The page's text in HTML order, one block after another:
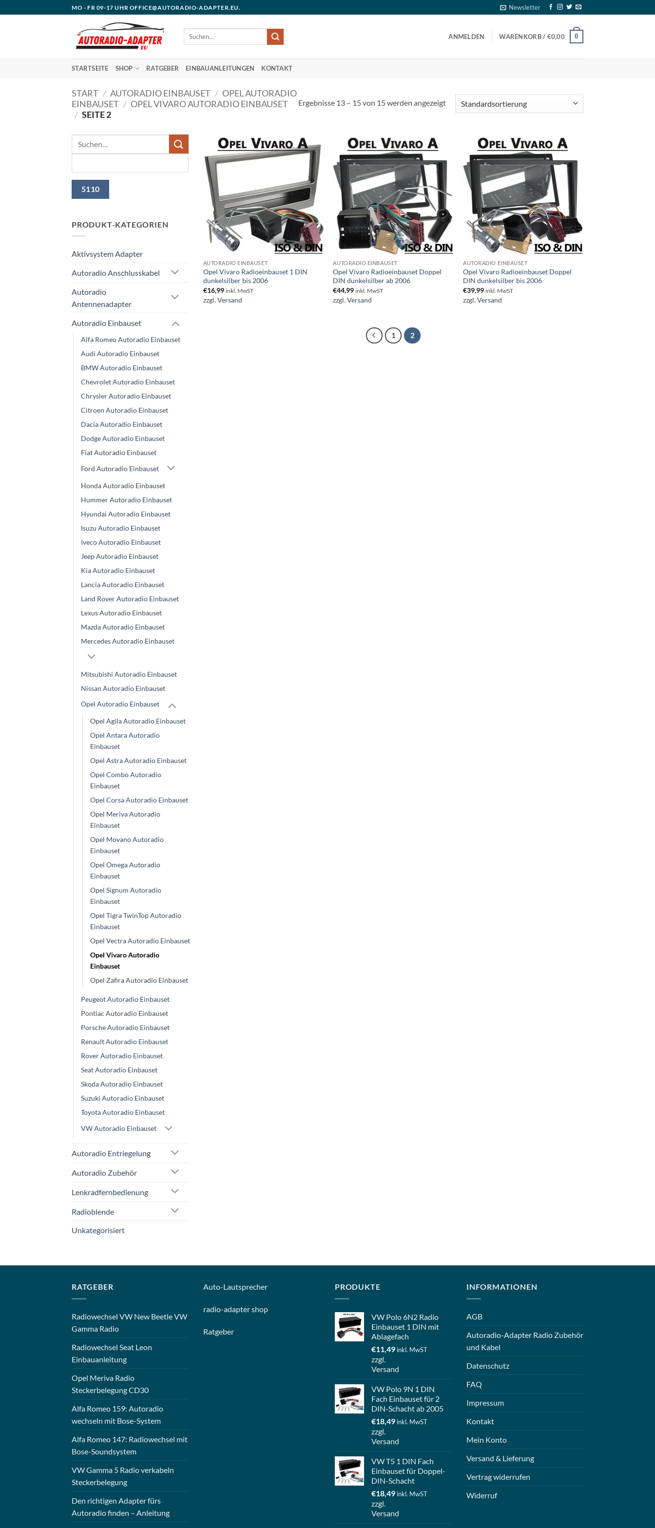
Inhalt
MO - FR 09-17 UHR OFFICE@AUTORADIO-ADAPTER.EU. Newsletter
Suchen
ANMELDEN WARENKORB / €0,00 0
STARTSEITE SHOP RATGEBER EINBAUANLEITUNGEN KONTAKT
START / AUTORADIO EINBAUSET / OPEL AUTORADIO
EINBAUSET / OPEL VIVARO AUTORADIO EINBAUSET
/ SEITE 2
Ergebnisse 13 – 15 von 15 werden angezeigt
PRODUKT-KATEGORIEN
Aktivsystem Adapter
Autoradio Anschlusskabel
Autoradio
Antennenadapter
Autoradio Einbauset
Alfa Romeo Autoradio Einbauset
Audi Autoradio Einbauset
BMW Autoradio Einbauset
Chevrolet Autoradio Einbauset
Chrysler Autoradio Einbauset
Citroen Autoradio Einbauset
Dacia Autoradio Einbauset
Dodge Autoradio Einbauset
Fiat Autoradio Einbauset
Ford Autoradio Einbauset
Honda Autoradio Einbauset
Hummer Autoradio Einbauset
Hyundai Autoradio Einbauset
Isuzu Autoradio Einbauset
Iveco Autoradio Einbauset
Jeep Autoradio Einbauset
Kia Autoradio Einbauset
Lancia Autoradio Einbauset
Land Rover Autoradio Einbauset
Lexus Autoradio Einbauset
Mazda Autoradio Einbauset
Mercedes Autoradio Einbauset
Mitsubishi Autoradio Einbauset
Nissan Autoradio Einbauset
Opel Autoradio Einbauset
Opel Agila Autoradio Einbauset
Opel Antara Autoradio
Einbauset
Opel Astra Autoradio Einbauset
Opel Combo Autoradio
Einbauset
Opel Corsa Autoradio Einbauset
Opel Meriva Autoradio
Einbauset
Opel Movano Autoradio
Einbauset
Opel Omega Autoradio
Einbauset
Opel Signum Autoradio
Einbauset
Opel Tigra TwinTop Autoradio
Einbauset
Opel Vectra Autoradio Einbauset
Opel Vivaro Autoradio
Einbauset
Opel Zafira Autoradio Einbauset
Peugeot Autoradio Einbauset
Pontiac Autoradio Einbauset
Porsche Autoradio Einbauset
Renault Autoradio Einbauset
Rover Autoradio Einbauset
Seat Autoradio Einbauset
Skoda Autoradio Einbauset
Suzuki Autoradio Einbauset
Toyota Autoradio Einbauset
VW Autoradio Einbauset
Autoradio Entriegelung
Autoradio Zubehör
Lenkradfernbedienung
Radioblende
Unkategorisiert
AUTORADIO EINBAUSET
Opel Vivaro Radioeinbauset 1 DIN
dunkelsilber bis 2006
€16,99 inkl. MwST
zzgl.Versand
AUTORADIO EINBAUSET
Opel Vivaro Radioeinbauset Doppel
DIN dunkelsilber ab 2006
€44,99 inkl. MwST
zzgl.Versand
AUTORADIO EINBAUSET
Opel Vivaro Radioeinbauset Doppel
DIN dunkelsilber bis 2006
€39,99 inkl. MwST
zzgl.Versand
1 2
RATGEBER
Radiowechsel VW New Beetle VW
Gamma Radio
Radiowechsel Seat Leon
Einbauanleitung
Opel Meriva Radio
Steckerbelegung CD30
Alfa Romeo 159: Autoradio
wechseln mit Bose-System
Alfa Romeo 147: Radiowechsel mit
Bose-Soundsystem
VW Gamma 5 Radio verkabeln
Steckerbelegung
Den richtigen Adapter fürs
Autoradio finden – Anleitung
Auto-Lautsprecher
radio-adapter shop
Ratgeber
PRODUKTE
VW Polo 6N2 Radio
Einbauset 1 DIN mit
Ablagefach
€11,49 inkl. MwST
zzgl.
Versand
VW Polo 9N 1 DIN
Fach Einbauset für 2
DIN-Schacht ab 2005
€18,49 inkl. MwST
zzgl.
Versand
VW T5 1 DIN Fach
Einbauset für Doppel-
DIN-Schacht
€18,49 inkl. MwST
zzgl.
Versand
INFORMATIONEN
AGB
Autoradio-Adapter Radio Zubehör
und Kabel
Datenschutz
FAQ
Impressum
Kontakt
Mein Konto
Versand & Lieferung
Vertrag widerrufen
Widerruf